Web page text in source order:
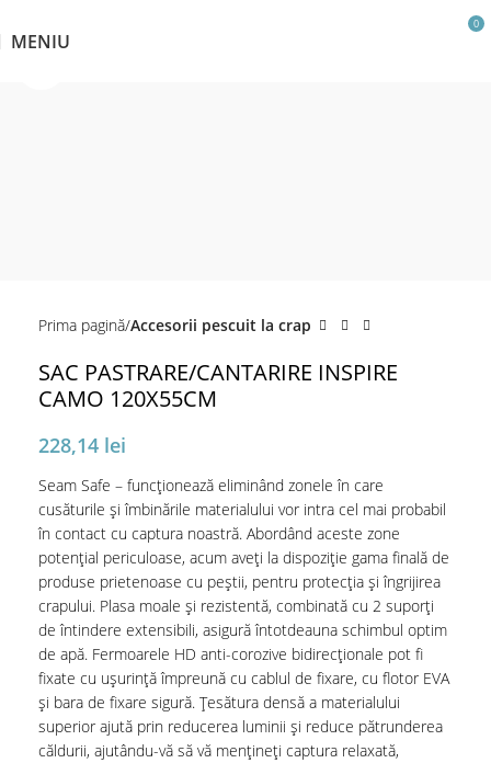
MENIU
0
Prima pagină Accesorii pescuit la crap
SAC PASTRARE/CANTARIRE INSPIRE
CAMO 120X55CM
228,14 lei
Seam Safe – funcționează eliminând zonele în care
cusăturile și îmbinările materialului vor intra cel mai probabil
în contact cu captura noastră. Abordând aceste zone
potențial periculoase, acum aveți la dispoziție gama finală de
produse prietenoase cu peștii, pentru protecția și îngrijirea
crapului. Plasa moale și rezistentă, combinată cu 2 suporți
de întindere extensibili, asigură întotdeauna schimbul optim
de apă. Fermoarele HD anti-corozive bidirecționale pot fi
fixate cu ușurință împreună cu cablul de fixare, cu flotor EVA
și bara de fixare sigură. Țesătura densă a materialului
superior ajută prin reducerea luminii și reduce pătrunderea
căldurii, ajutându-vă să vă mențineți captura relaxată,